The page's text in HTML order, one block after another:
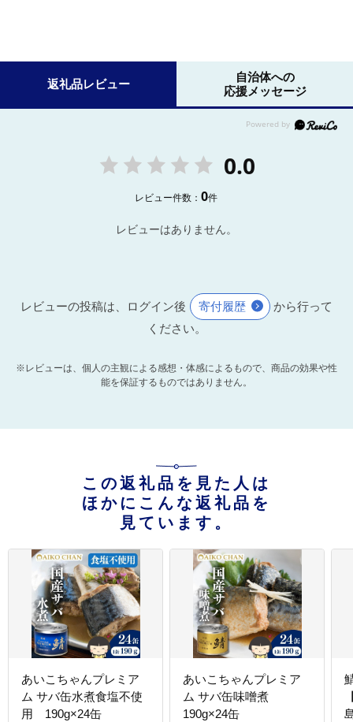
返礼品レビュー
自治体への
応援メッセージ
0.0
レビュー件数：0件
レビューはありません。
レビューの投稿は、ログイン後 寄付履歴
から行って
ください。
※レビューは、個人の主観による感想・体感によるもので、商品の効果や性
能を保証するものではありません。
この返礼品を見た人は
ほかにこんな返礼品を
見ています。
あいこちゃんプレミア
ム サバ缶水煮食塩不使
用 190g×24缶
あいこちゃんプレミア
ム サバ缶味噌煮
190g×24缶